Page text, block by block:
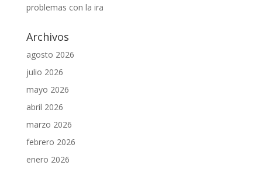
problemas con la ira
Archivos
agosto 2026
julio 2026
mayo 2026
abril 2026
marzo 2026
febrero 2026
enero 2026